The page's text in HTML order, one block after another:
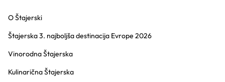
O Štajerski
Štajerska 3. najboljša destinacija Evrope 2026
Vinorodna Štajerska
Kulinarična Štajerska